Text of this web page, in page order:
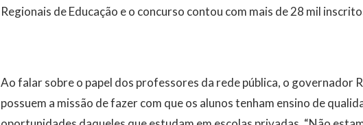
Regionais de Educação e o concurso contou com mais de 28 mil
Ao falar sobre o papel dos professores da rede pública, o governador
possuem a missão de fazer com que os alunos tenham ensino de